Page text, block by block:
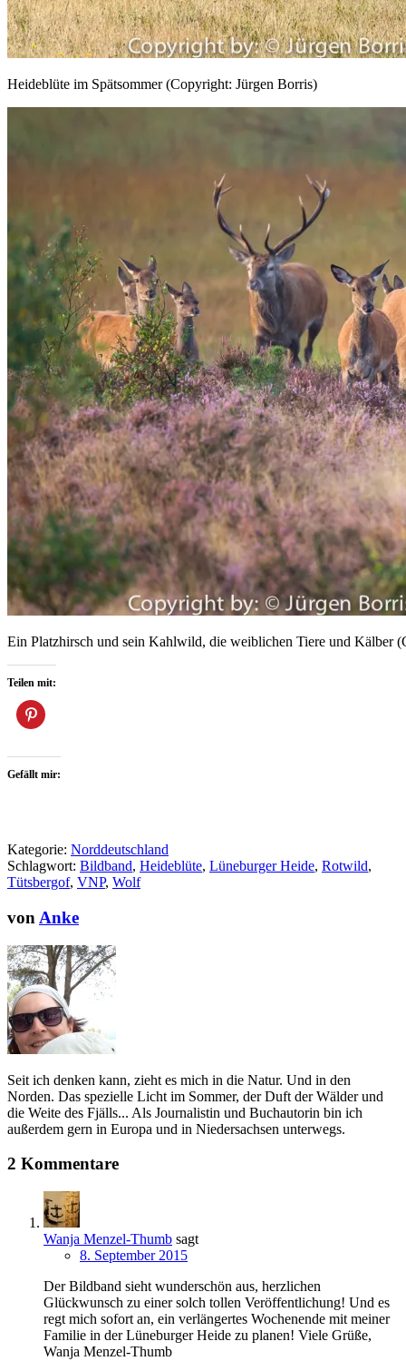
Heideblüte im Spätsommer (Copyright: Jürgen Borris)
Ein Platzhirsch und sein Kahlwild, die weiblichen Tiere und Kälber
Teilen mit:
Gefällt mir:
Kategorie: Norddeutschland
Schlagwort: Bildband, Heideblüte, Lüneburger Heide, Rotwild,
Tütsbergof, VNP, Wolf
von Anke
Seit ich denken kann, zieht es mich in die Natur. Und in den
Norden. Das spezielle Licht im Sommer, der Duft der Wälder und
die Weite des Fjälls... Als Journalistin und Buchautorin bin ich
außerdem gern in Europa und in Niedersachsen unterwegs.
2 Kommentare
Wanja Menzel-Thumb sagt
8. September 2015
Der Bildband sieht wunderschön aus, herzlichen
Glückwunsch zu einer solch tollen Veröffentlichung! Und es
regt mich sofort an, ein verlängertes Wochenende mit meiner
Familie in der Lüneburger Heide zu planen! Viele Grüße,
Wanja Menzel-Thumb